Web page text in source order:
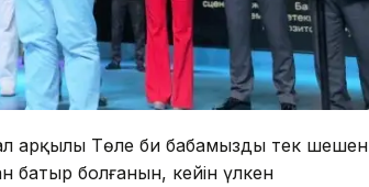
арқылы Төле би бабамыздың тек шешен
батыр болғанын, кейін үлкен